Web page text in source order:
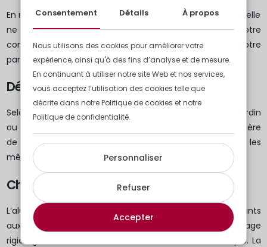
En règle générale, une clôture de jardin en zone résidentielle
ne dépasse pas 1,80 m. Renseignez-vous auprès de votre
commune pour connaître les règles applicables à votre
parcelle.
Définir le niveau de sécurité souhaité
Selon que vous souhaitez simplement délimiter votre jardin
ou sécuriser un espace sensible, les exigences en matière
de hauteur, de maillage ou de solidité ne seront pas les
mêmes.
Choisir le bon matériau
L’aluminium et le WPC sont les matériaux les plus résistants
aux intempéries et les plus faciles à entretenir. Le grillage
rigide galvanisé est une solution robuste et économique. La
Consentement Détails À propos
Nous utilisons des cookies pour améliorer votre
expérience, ainsi qu'à des fins d’analyse et de mesure.
En continuant à utiliser notre site Web et nos services,
vous acceptez l’utilisation des cookies telle que
décrite dans notre Politique de cookies et notre
Politique de confidentialité.
Accepter
Refuser
Personnaliser